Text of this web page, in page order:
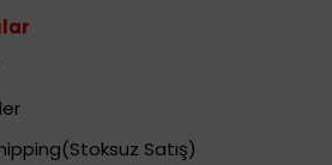
Satış)